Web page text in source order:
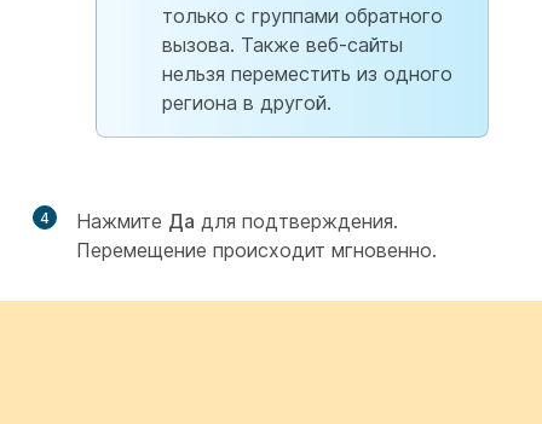
только с группами обратного
вызова. Также веб-сайты
нельзя переместить из одного
региона в другой.
4 Нажмите Да для подтверждения.
Перемещение происходит мгновенно.